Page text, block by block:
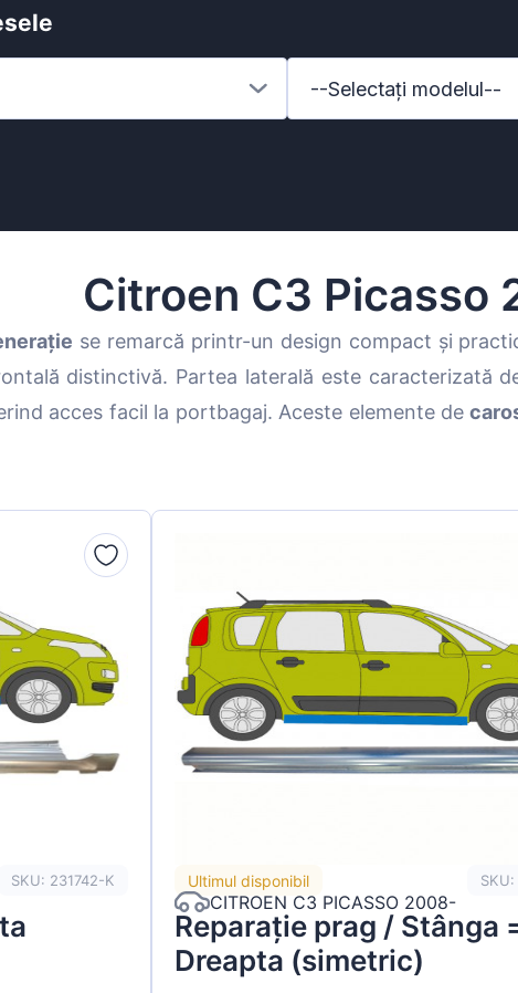
Hyundai
MAN
Mazda
Mercedes-Benz
Renault
Skoda
Suzuki
Tesla
--Selectați modelul--
Citroen C3 Picasso
se remarcă printr-un design compact și
distinctivă. Partea laterală este caracterizată
acces facil la portbagaj. Aceste elemente de
SKU: 231742-K Ultimul disponibil
CITROEN C3 PICASSO 2008-
Reparație prag / Stânga
Dreapta (simetric)